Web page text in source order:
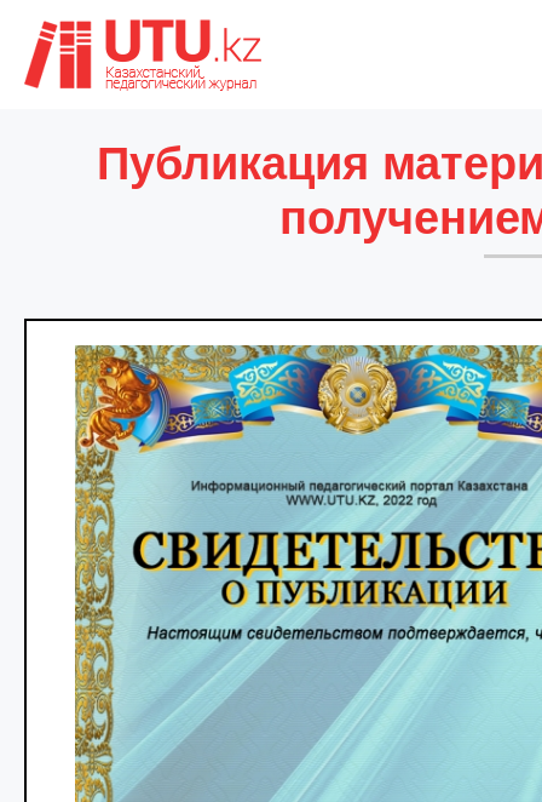
Публикация